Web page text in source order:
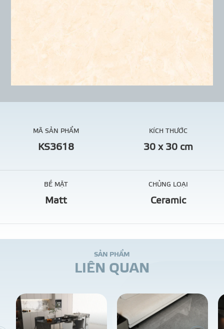
LIÊN HỆ - TƯ
MÃ SẢN PHẨM
KS3618
KÍCH THƯỚC
30 x 30 cm
BỀ MẶT
Matt
CHỦNG LOẠI
Ceramic
SẢN PHẨM
LIÊN QUAN